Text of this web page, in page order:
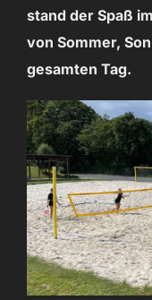
stand der Spaß
von Sommer,
gesamten Tag.